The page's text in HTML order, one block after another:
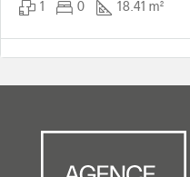
1 0 18.41 m²